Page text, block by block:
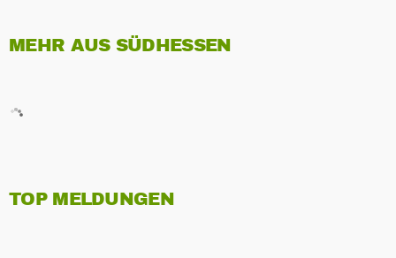
MEHR AUS SÜDHESSEN
TOP MELDUNGEN